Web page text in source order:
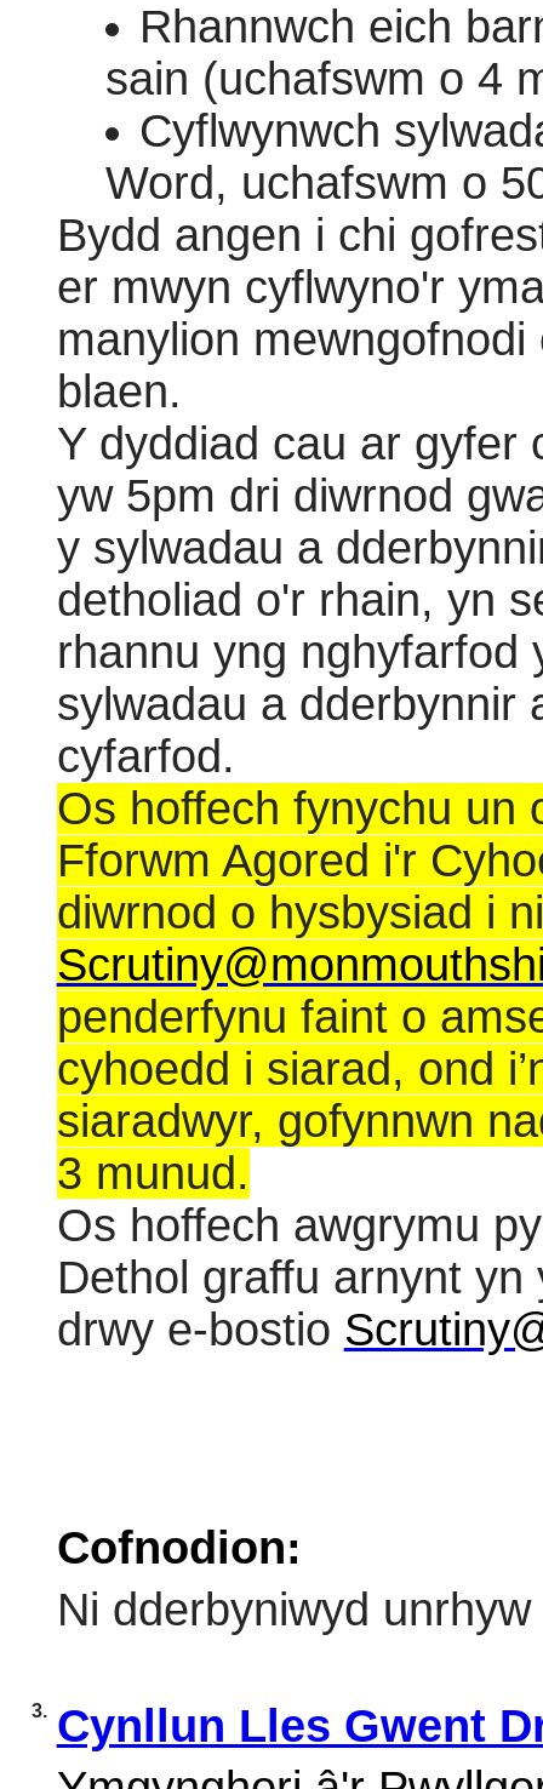
Rhannwch eich
sain (uchafswm o 4
Cyflwynwch
Word, uchafswm o
Bydd angen i chi
er mwyn cyflwyno'r
manylion
blaen.
Y dyddiad cau ar gyfer
yw 5pm dri diwrnod
y sylwadau a
detholiad o'r rhain, yn
rhannu yng
sylwadau a dderbynnir
cyfarfod.
Os hoffech fynychu un
Fforwm Agored i'r
diwrnod o hysbysiad i
penderfynu faint o
cyhoedd i siarad, ond
siaradwyr, gofynnwn
3 munud.
Os hoffech awgrymu
Dethol graffu arnynt
drwy e-bostio
Cofnodion:
Ni dderbyniwyd
3. Cynllun Lles Gwent